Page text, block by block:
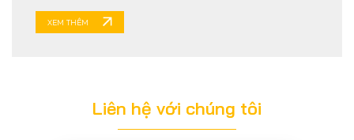
XEM THÊM
Liên hệ với chúng tôi